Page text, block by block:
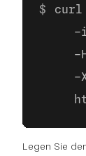
-
-
-
Legen Sie